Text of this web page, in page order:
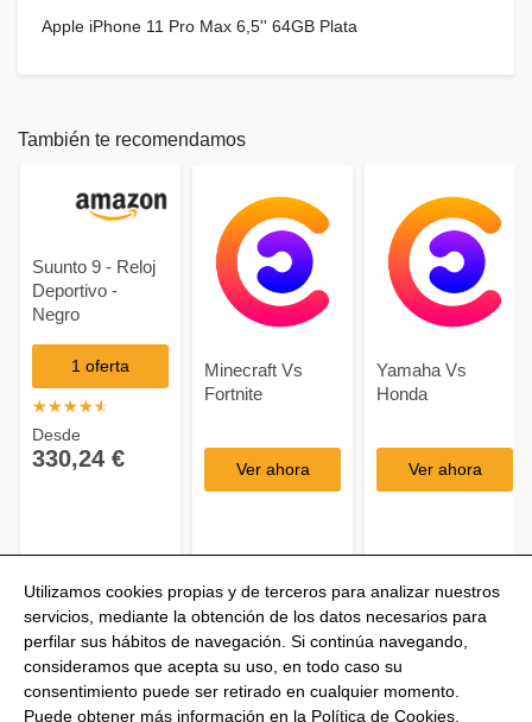
Apple iPhone 11 Pro Max 6,5'' 64GB Plata
También te recomendamos
Suunto 9 - Reloj
Deportivo -
Negro
1 oferta
☆☆☆☆☆
★★★★★
Desde
330,24 €
Minecraft Vs
Fortnite
Ver ahora
Yamaha Vs
Honda
Ver ahora
Utilizamos cookies propias y de terceros para analizar nuestros
servicios, mediante la obtención de los datos necesarios para
perfilar sus hábitos de navegación. Si continúa navegando,
consideramos que acepta su uso, en todo caso su
consentimiento puede ser retirado en cualquier momento.
Puede obtener más información en la Política de Cookies